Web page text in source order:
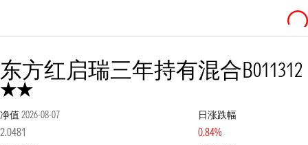
东方红启瑞三年持有混合B011312
净值 2026-08-07
2.0481
日涨跌幅
0.84%